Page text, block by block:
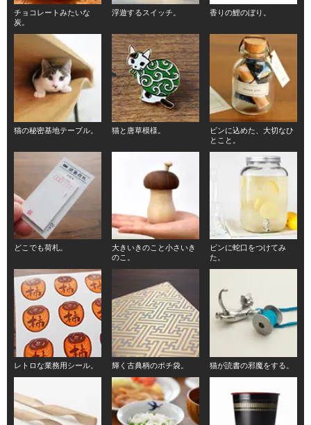
チョコレートみたいな
炭。
浮遊するスイッチ。 香りの鯉のぼり。
猫の秘密基地テーブル。 猫と唐草模様。
ビンに込めた、大切なひ
とこと。
どこでも荷札。
大きいきのこと小さいき
のこ。
ビンに蛇口をつけてみ
た。
レトロな業務用シール。 輝く古典柄のポチ袋。 猫が読書の邪魔をする。